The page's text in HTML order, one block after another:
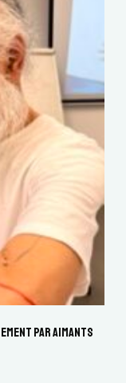
par aimants